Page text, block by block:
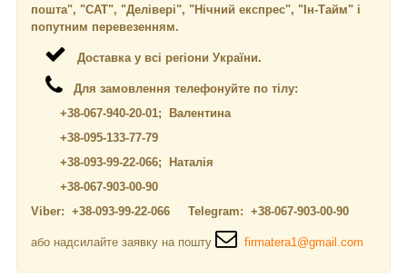
пошта", "САТ", "Делівері", "Нічний експрес", "Ін-Тайм" і
попутним перевезенням.
Доставка у всі регіони України.
Для замовлення телефонуйте по тілу:
+38-067-940-20-01; Валентина
+38-095-133-77-79
+38-093-99-22-066; Наталія
+38-067-903-00-90
Viber: +38-093-99-22-066 Telegram: +38-067-903-00-90
або надсилайте заявку на пошту firmatera1@gmail.com